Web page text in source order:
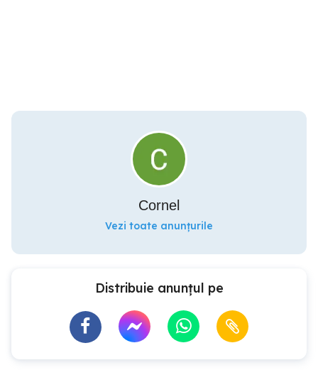
Cornel
Vezi toate anunțurile
Distribuie anunțul pe